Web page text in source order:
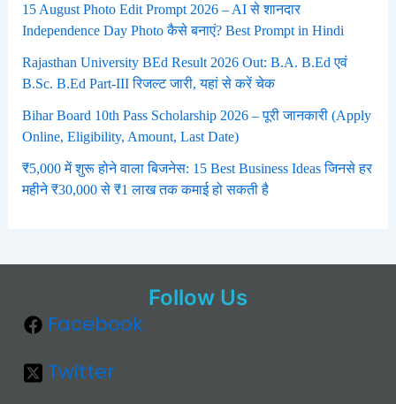
15 August Photo Edit Prompt 2026 – AI से शानदार
Independence Day Photo कैसे बनाएं? Best Prompt in Hindi
Rajasthan University BEd Result 2026 Out: B.A. B.Ed एवं
B.Sc. B.Ed Part-III रिजल्ट जारी, यहां से करें चेक
Bihar Board 10th Pass Scholarship 2026 – पूरी जानकारी (Apply
Online, Eligibility, Amount, Last Date)
₹5,000 में शुरू होने वाला बिजनेस: 15 Best Business Ideas जिनसे हर
महीने ₹30,000 से ₹1 लाख तक कमाई हो सकती है
Follow Us
Facebook
Twitter